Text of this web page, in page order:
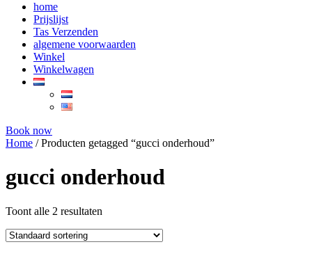
home
Prijslijst
Tas Verzenden
algemene voorwaarden
Winkel
Winkelwagen
Book now
Home / Producten getagged “gucci onderhoud”
gucci onderhoud
Toont alle 2 resultaten